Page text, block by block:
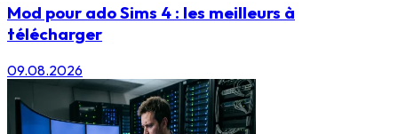
Mod pour ado Sims 4 : les meilleurs à
télécharger
09.08.2026